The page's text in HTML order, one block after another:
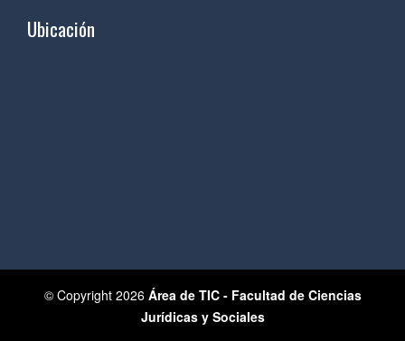
Ubicación
© Copyright 2026 Área de TIC - Facultad de Ciencias
Jurídicas y Sociales